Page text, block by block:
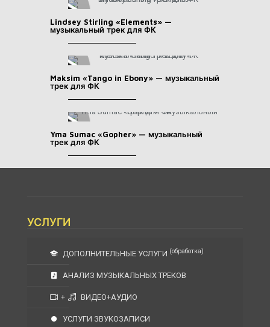
Lindsey Stirling «Elements» —
музыкальный трек для ФК
Maksim «Tango in Ebony» — музыкальный
трек для ФК
Yma Sumac «Gopher» — музыкальный
трек для ФК
УСЛУГИ
ДОПОЛНИТЕЛЬНЫЕ УСЛУГИ (обработка)
АНАЛИЗ МУЗЫКАЛЬНЫХ ТРЕКОВ
+ ВИДЕО+АУДИО
УСЛУГИ ЗВУКОЗАПИСИ